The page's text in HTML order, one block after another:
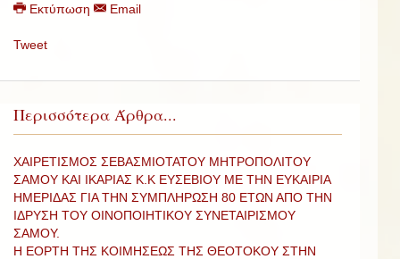
Εκτύπωση Email
Tweet
Περισσότερα Άρθρα...
ΧΑΙΡΕΤΙΣΜΟΣ ΣΕΒΑΣΜΙΟΤΑΤΟΥ ΜΗΤΡΟΠΟΛΙΤΟΥ
ΣΑΜΟΥ ΚΑΙ ΙΚΑΡΙΑΣ Κ.Κ ΕΥΣΕΒΙΟΥ ΜΕ ΤΗΝ ΕΥΚΑΙΡΙΑ
ΗΜΕΡΙΔΑΣ ΓΙΑ ΤΗΝ ΣΥΜΠΛΗΡΩΣΗ 80 ΕΤΩΝ ΑΠΟ ΤΗΝ
ΙΔΡΥΣΗ ΤΟΥ ΟΙΝΟΠΟΙΗΤΙΚΟΥ ΣΥΝΕΤΑΙΡΙΣΜΟΥ
ΣΑΜΟΥ.
Η ΕΟΡΤΗ ΤΗΣ ΚΟΙΜΗΣΕΩΣ ΤΗΣ ΘΕΟΤΟΚΟΥ ΣΤΗΝ